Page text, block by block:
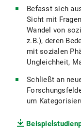
Befasst sich
Sicht mit
Wandel von
z.B.), deren
mit sozialen
Ungleichheit,
Schließt an
um